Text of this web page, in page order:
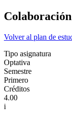
Volver al plan de
Tipo asignatura
Optativa
Semestre
Primero
Créditos
4.00
i